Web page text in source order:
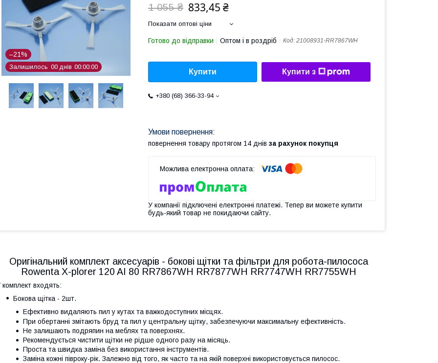
–21%
Залишилось 00 днів 00 00 00
1 055 ₴ 833,45 ₴
Показати оптові ціни
Готово до відправки Оптом і в роздріб Код: 21008931-RR7867WH
Купити Купити з
+380 (68) 366-33-94
повернення товару протягом 14 днів за рахунок покупця
У компанії підключені електронні платежі. Тепер ви можете купити
будь-який товар не покидаючи сайту.
Оригінальний комплект аксесуарів - бокові щітки та фільтри для робота-пилососа
Rowenta X-plorer 120 AI 80 RR7867WH RR7877WH RR7747WH RR7755WH
комплект входять:
Бокова щітка - 2шт.
Ефективно видаляють пил у кутах та важкодоступних місцях.
При обертанні змітають бруд та пил у центральну щітку, забезпечуючи максимальну ефективність.
Не залишають подряпин на меблях та поверхнях.
Рекомендується чистити щітки не рідше одного разу на місяць.
Проста та швидка заміна без використання інструментів.
Заміна кожні півроку-рік. Залежно від того, як часто та на якій поверхні використовується пилосос.